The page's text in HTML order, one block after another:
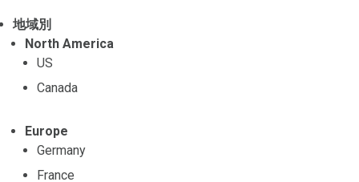
地域別
North America
US
Canada
Europe
Germany
France